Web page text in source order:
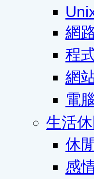
網
程
網
電
生活
休
感